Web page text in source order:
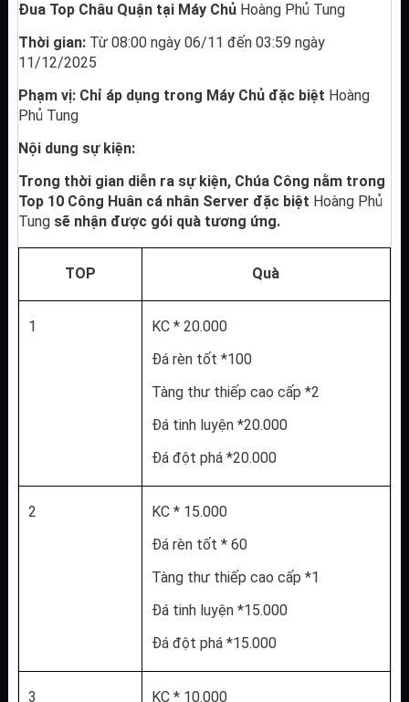
Đua Top Châu Quận tại Máy Chủ Hoàng Phủ Tung
Thời gian: Từ 08:00 ngày 06/11 đến 03:59 ngày
11/12/2025
Phạm vị: Chỉ áp dụng trong Máy Chủ đặc biệt Hoàng
Phủ Tung
Nội dung sự kiện:
Trong thời gian diễn ra sự kiện, Chúa Công nằm trong
Top 10 Công Huân cá nhân Server đặc biệt Hoàng Phủ
Tung sẽ nhận được gói quà tương ứng.
TOP Quà
1
KC * 20.000
Đá rèn tốt *100
Tàng thư thiếp cao cấp *2
Đá tinh luyện *20.000
Đá đột phá *20.000
2
KC * 15.000
Đá rèn tốt * 60
Tàng thư thiếp cao cấp *1
Đá tinh luyện *15.000
Đá đột phá *15.000
3 KC * 10.000